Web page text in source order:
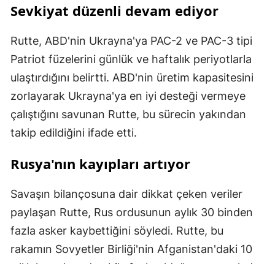
Sevkiyat düzenli devam ediyor
Rutte, ABD'nin Ukrayna'ya PAC-2 ve PAC-3 tipi
Patriot füzelerini günlük ve haftalık periyotlarla
ulaştırdığını belirtti. ABD'nin üretim kapasitesini
zorlayarak Ukrayna'ya en iyi desteği vermeye
çalıştığını savunan Rutte, bu sürecin yakından
takip edildiğini ifade etti.
Rusya'nın kayıpları artıyor
Savaşın bilançosuna dair dikkat çeken veriler
paylaşan Rutte, Rus ordusunun aylık 30 binden
fazla asker kaybettiğini söyledi. Rutte, bu
rakamın Sovyetler Birliği'nin Afganistan'daki 10